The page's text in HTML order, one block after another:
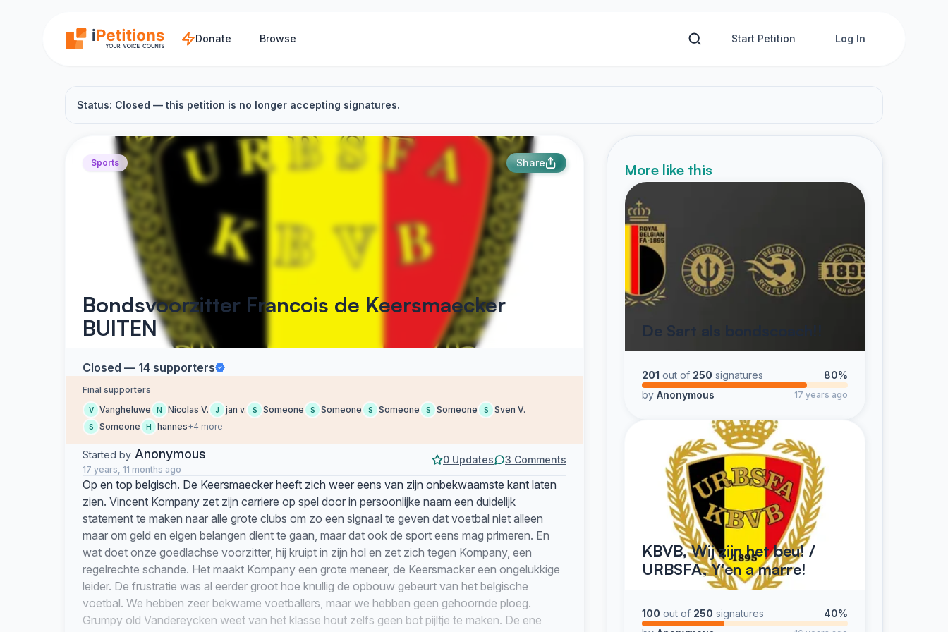
Donate Browse Start Petition Log In
Status: Closed — this petition is no longer accepting signatures.
Sports Share
Bondsvoorzitter Francois de Keersmaecker
BUITEN
Closed — 14 supporters
Final supporters
V Vangheluwe N Nicolas V. J jan v. S Someone S Someone S Someone S Someone S Sven V.
S Someone H hannes+4 more
Started by Anonymous
17 years, 11 months ago
0 Updates 3 Comments
Op en top belgisch. De Keersmaecker heeft zich weer eens van zijn onbekwaamste kant laten
zien. Vincent Kompany zet zijn carriere op spel door in persoonlijke naam een duidelijk
statement te maken naar alle grote clubs om zo een signaal te geven dat voetbal niet alleen
maar om geld en eigen belangen dient te gaan, maar dat ook de sport eens mag primeren. En
wat doet onze goedlachse voorzitter, hij kruipt in zijn hol en zet zich tegen Kompany, een
regelrechte schande. Het maakt Kompany een grote meneer, de Keersmacker een ongelukkige
leider. De frustratie was al eerder groot hoe knullig de opbouw gebeurt van het belgische
voetbal. We hebben zeer bekwame voetballers, maar we hebben geen gehoornde ploeg.
Grumpy old Vandereycken weet van het klasse hout zelfs geen bot pijltje te maken. De ene
More like this
De Sart als bondscoach!!
201 out of 250 signatures
80%
by Anonymous 17 years ago
KBVB, Wij zijn het beu! /
URBSFA, Y'en a marre!
100 out of 250 signatures
40%